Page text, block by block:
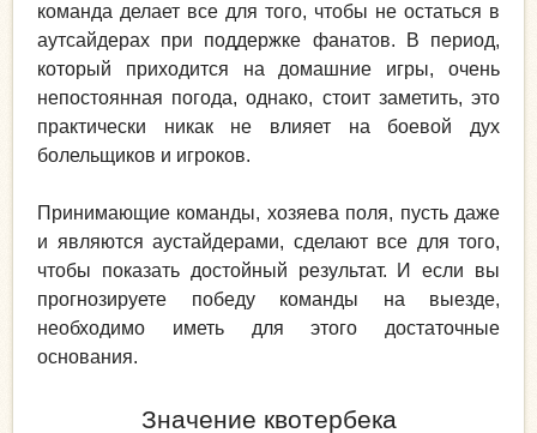
команда делает все для того, чтобы не остаться в
аутсайдерах при поддержке фанатов. В период,
который приходится на домашние игры, очень
непостоянная погода, однако, стоит заметить, это
практически никак не влияет на боевой дух
болельщиков и игроков.
Принимающие команды, хозяева поля, пусть даже
и являются аустайдерами, сделают все для того,
чтобы показать достойный результат. И если вы
прогнозируете победу команды на выезде,
необходимо иметь для этого достаточные
основания.
Значение квотербека